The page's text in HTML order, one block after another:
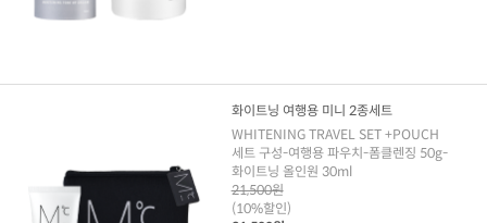
화이트닝 여행용 미니 2종세트
WHITENING TRAVEL SET +POUCH
세트 구성-여행용 파우치-폼클렌징 50g-
화이트닝 올인원 30ml
21,500원
(10%할인)